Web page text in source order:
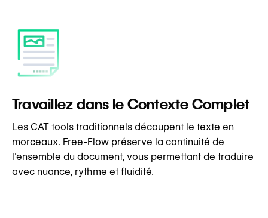
Travaillez dans le Contexte Complet
Les CAT tools traditionnels découpent le texte en
morceaux. Free-Flow préserve la continuité de
l'ensemble du document, vous permettant de traduire
avec nuance, rythme et fluidité.